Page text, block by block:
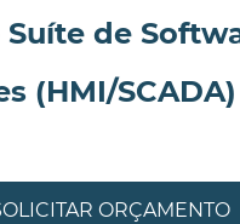
de
(HMI/SCADA)
ORÇAMENTO